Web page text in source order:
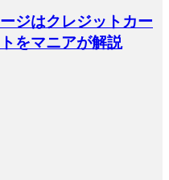
ジはクレジットカー
をマニアが解説